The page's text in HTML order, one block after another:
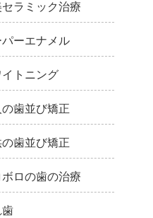
ラミック治療
パーエナメル
イトニング
の歯並び矯正
歯並び矯正
ボロの歯の治療
歯